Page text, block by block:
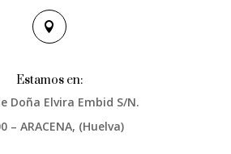

Estamos en:
Doña Elvira Embid S/N.
– ARACENA, (Huelva)